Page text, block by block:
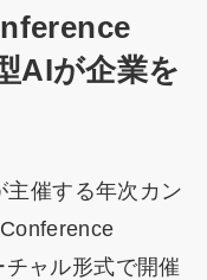
AIが企業を
催する年次カン
ャル形式で開催